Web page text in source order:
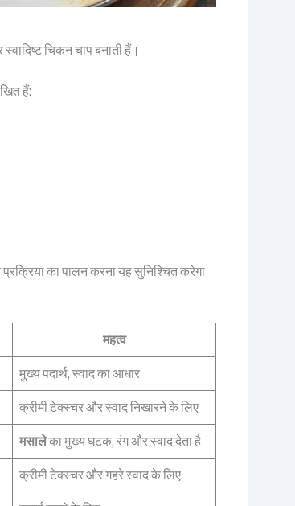
चिकन चाप बनाती हैं।
हैं:
का पालन करना यह सुनिश्चित करेगा
महत्व
मुख्य पदार्थ, स्वाद का आधार
क्रीमी टेक्स्चर और स्वाद निखारने के लिए
मसालेका मुख्य घटक, रंग और स्वाद देता है
क्रीमी टेक्स्चर और गहरे स्वाद के लिए